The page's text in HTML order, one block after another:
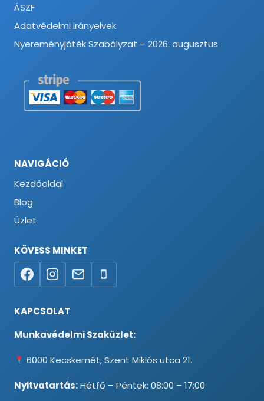
ÁSZF
Adatvédelmi irányelvek
Nyereményjáték Szabályzat – 2026. augusztus
NAVIGÁCIÓ
Kezdőoldal
Blog
Üzlet
KÖVESS MINKET
KAPCSOLAT
Munkavédelmi Szaküzlet:
6000 Kecskemét, Szent Miklós utca 21.
Nyitvatartás:Hétfő – Péntek: 08:00 – 17:00